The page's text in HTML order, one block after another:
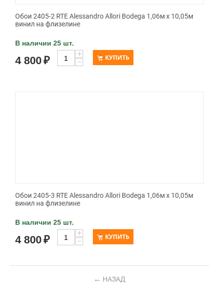
Обои 2405-2 RTE Alessandro Allori Bodega 1,06м х 10,05м
винил на флизелине
В наличии 25 шт.
4 800₽
+
−
КУПИТЬ
Обои 2405-3 RTE Alessandro Allori Bodega 1,06м х 10,05м
винил на флизелине
В наличии 25 шт.
4 800₽
+
−
КУПИТЬ
НАЗАД